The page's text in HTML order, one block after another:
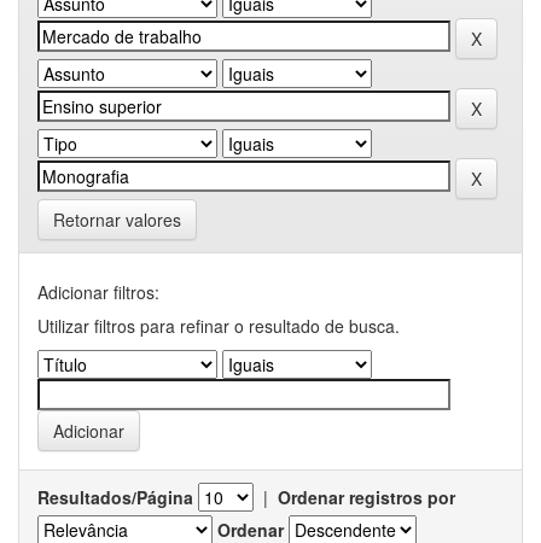
Retornar valores
Adicionar filtros:
Utilizar filtros para refinar o resultado de busca.
Resultados/Página | Ordenar registros por
Ordenar